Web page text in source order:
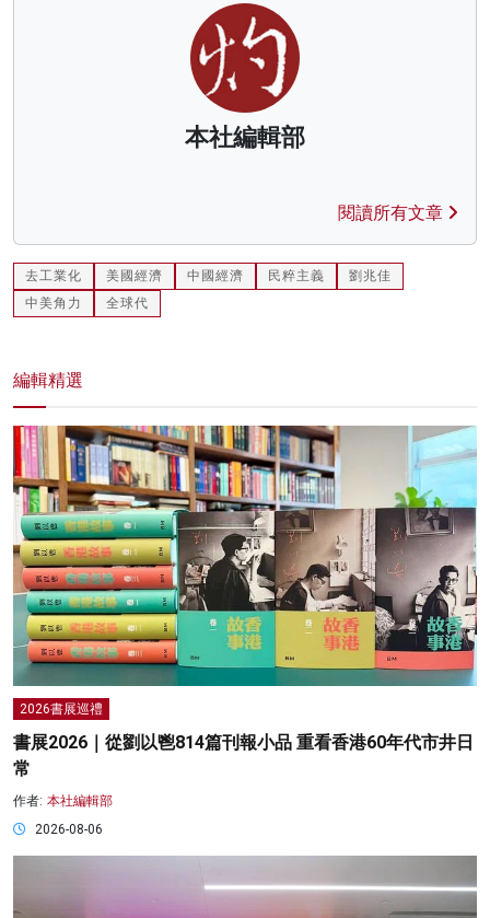
本社編輯部
閱讀所有文章
去工業化 美國經濟 中國經濟 民粹主義
劉兆佳
中美角力
全球代
編輯精選
2026書展巡禮
書展2026｜從劉以鬯814篇刊報小品 重看香港60年代市井日
常
作者: 本社編輯部
2026-08-06